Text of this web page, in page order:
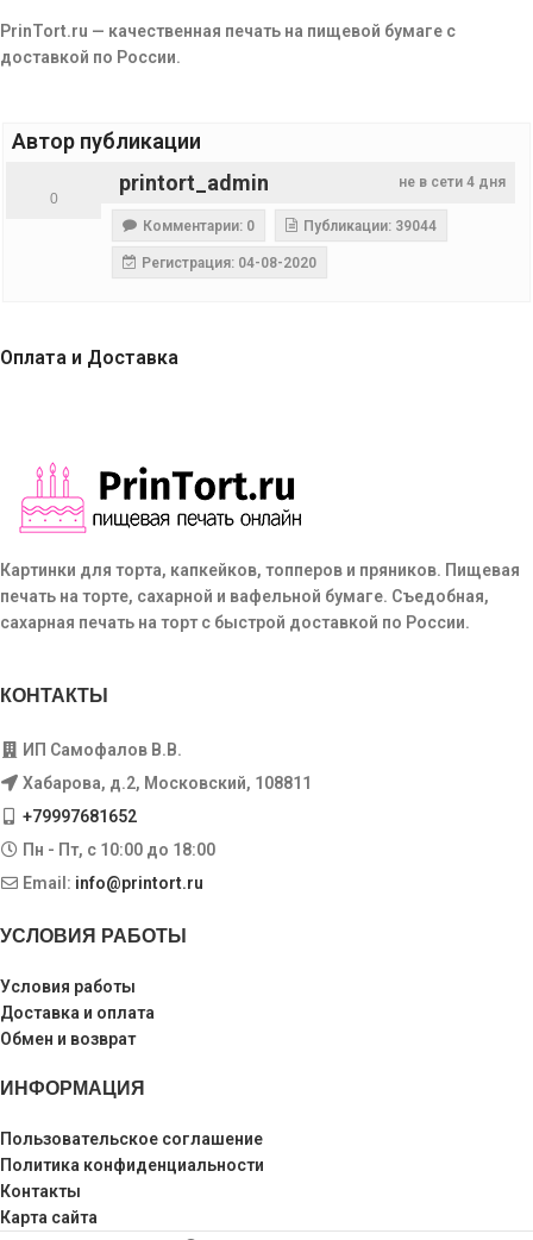
PrinTort.ru — качественная печать на пищевой бумаге с
доставкой по России.
Автор публикации
не в сети 4 дня
printort_admin
0
Комментарии: 0
Публикации: 39044
Регистрация: 04-08-2020
Оплата и Доставка
Картинки для торта, капкейков, топперов и пряников. Пищевая
печать на торте, сахарной и вафельной бумаге. Съедобная,
сахарная печать на торт с быстрой доставкой по России.
КОНТАКТЫ
ИП Самофалов В.В.
Хабарова, д.2, Московский, 108811
+79997681652
Пн - Пт, с 10:00 до 18:00
Email: info@printort.ru
УСЛОВИЯ РАБОТЫ
Условия работы
Доставка и оплата
Обмен и возврат
ИНФОРМАЦИЯ
Пользовательское соглашение
Политика конфиденциальности
Контакты
Карта сайта